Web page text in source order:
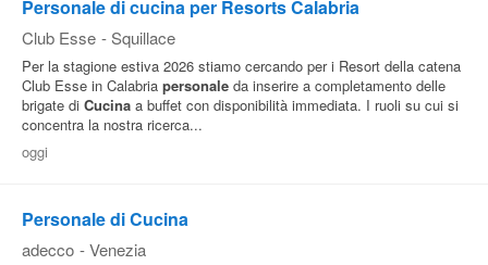
Blog
Offerte
Personale di cucina per Resorts Calabria
Club Esse - Squillace
Per la stagione estiva 2026 stiamo cercando per i Resort della catena
Club Esse in Calabria personale da inserire a completamento delle
brigate di Cucina a buffet con disponibilità immediata. I ruoli su cui si
concentra la nostra ricerca...
oggi
Personale di Cucina
adecco - Venezia